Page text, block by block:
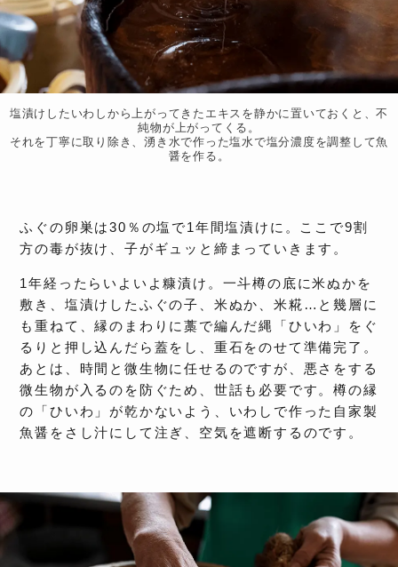
塩漬けしたいわしから上がってきたエキスを静かに置いておくと、不
純物が上がってくる。
それを丁寧に取り除き、湧き水で作った塩水で塩分濃度を調整して魚
醤を作る。
ふぐの卵巣は30％の塩で1年間塩漬けに。ここで9割
方の毒が抜け、子がギュッと締まっていきます。
1年経ったらいよいよ糠漬け。一斗樽の底に米ぬかを
敷き、塩漬けしたふぐの子、米ぬか、米糀…と幾層に
も重ねて、縁のまわりに藁で編んだ縄「ひいわ」をぐ
るりと押し込んだら蓋をし、重石をのせて準備完了。
あとは、時間と微生物に任せるのですが、悪さをする
微生物が入るのを防ぐため、世話も必要です。樽の縁
の「ひいわ」が乾かないよう、いわしで作った自家製
魚醤をさし汁にして注ぎ、空気を遮断するのです。